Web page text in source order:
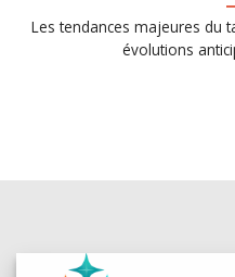
Les tendances majeures du
évolutions